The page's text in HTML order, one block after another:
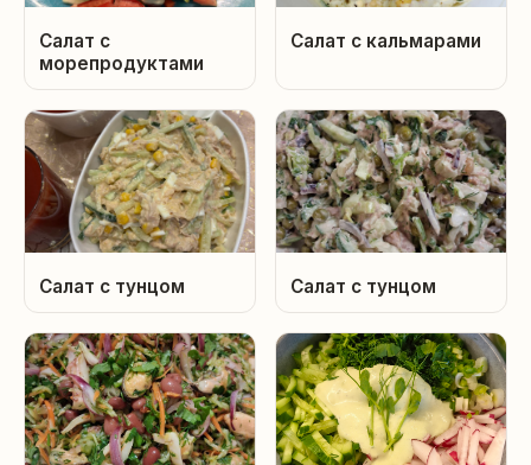
Салат с
морепродуктами
Салат с кальмарами
Салат с тунцом Салат с тунцом